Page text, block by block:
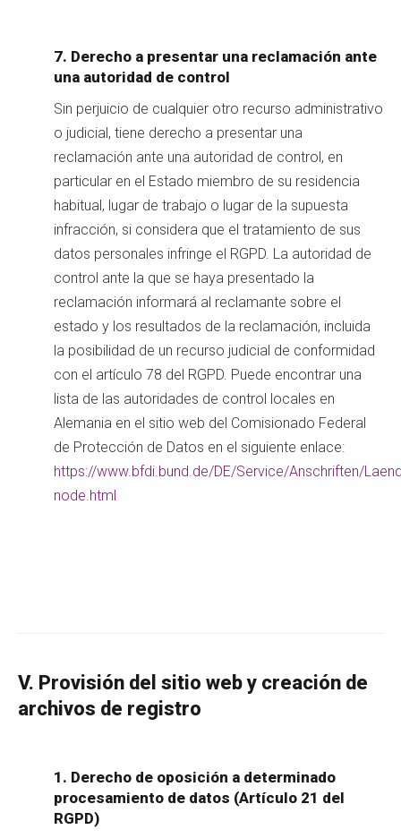
7. Derecho a presentar una reclamación ante
una autoridad de control
Sin perjuicio de cualquier otro recurso administrativo
o judicial, tiene derecho a presentar una
reclamación ante una autoridad de control, en
particular en el Estado miembro de su residencia
habitual, lugar de trabajo o lugar de la supuesta
infracción, si considera que el tratamiento de sus
datos personales infringe el RGPD. La autoridad de
control ante la que se haya presentado la
reclamación informará al reclamante sobre el
estado y los resultados de la reclamación, incluida
la posibilidad de un recurso judicial de conformidad
con el artículo 78 del RGPD. Puede encontrar una
lista de las autoridades de control locales en
Alemania en el sitio web del Comisionado Federal
de Protección de Datos en el siguiente enlace:
https://www.bfdi.bund.de/DE/Service/Anschriften/
node.html
V. Provisión del sitio web y creación de
archivos de registro
1. Derecho de oposición a determinado
procesamiento de datos (Artículo 21 del
RGPD)